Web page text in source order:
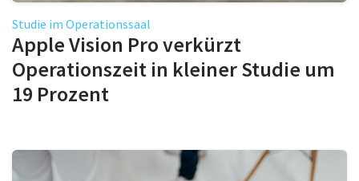
Studie im Operationssaal
Apple Vision Pro verkürzt
Operationszeit in kleiner Studie um
19 Prozent